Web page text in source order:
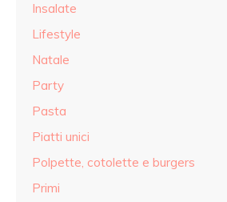
Insalate
Lifestyle
Natale
Party
Pasta
Piatti unici
Polpette, cotolette e burgers
Primi